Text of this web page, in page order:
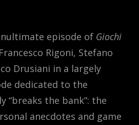
episode of Giochi
Rigoni, Stefano
Drusiani in a largely
dedicated to the
“breaks the bank”: the
anecdotes and game